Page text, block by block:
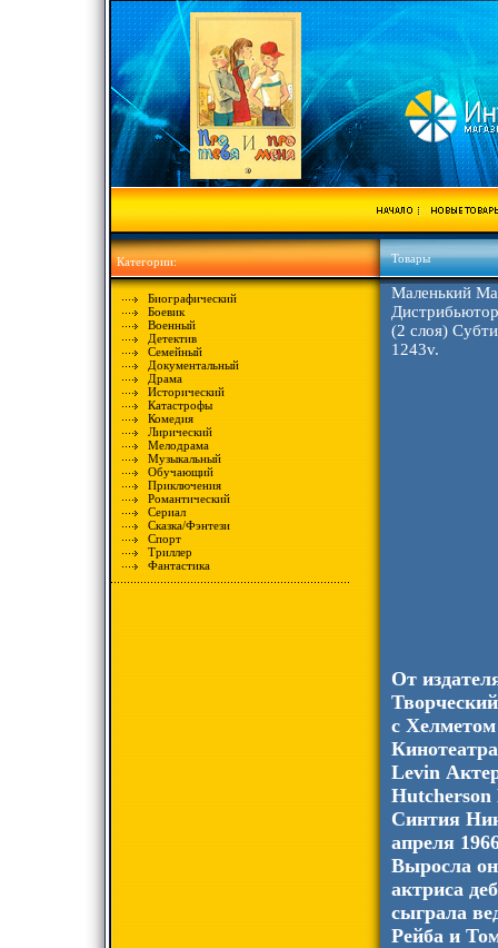
Категории:
Биографический
Боевик
Военный
Детектив
Семейный
Документальный
Драма
Исторический
Катастрофы
Комедия
Лирический
Мелодрама
Музыкальный
Обучающий
Приключения
Романтический
Сериал
Сказка/Фэнтези
Спорт
Триллер
Фантастика
Товары
Маленький
(2 слоя)
1243v.
От
с
Levin
Синтия
апреля
Выросла
актриса
сыграла
Рейба и